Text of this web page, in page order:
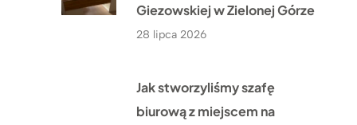
Giezowskiej w Zielonej Górze
28 lipca 2026
Jak stworzyliśmy szafę
biurową z miejscem na